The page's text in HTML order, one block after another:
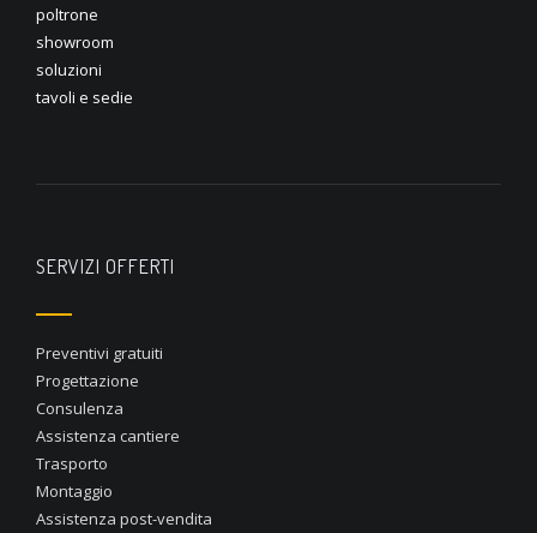
poltrone
showroom
soluzioni
tavoli e sedie
SERVIZI OFFERTI
Preventivi gratuiti
Progettazione
Consulenza
Assistenza cantiere
Trasporto
Montaggio
Assistenza post-vendita